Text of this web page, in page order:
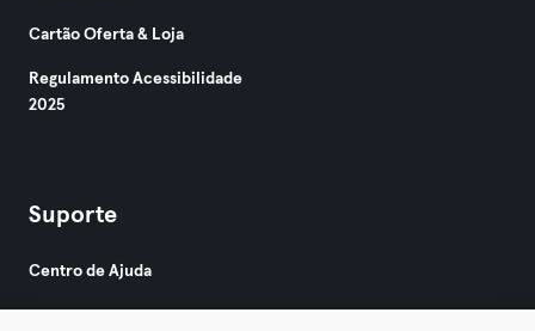
Cartão Oferta & Loja
Regulamento Acessibilidade
2025
Suporte
Centro de Ajuda